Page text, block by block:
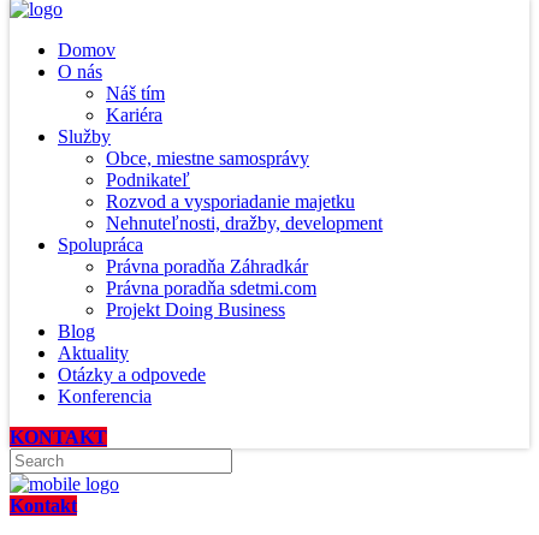
Domov
O nás
Náš tím
Kariéra
Služby
Obce, miestne samosprávy
Podnikateľ
Rozvod a vysporiadanie majetku
Nehnuteľnosti, dražby, development
Spolupráca
Právna poradňa Záhradkár
Právna poradňa sdetmi.com
Projekt Doing Business
Blog
Aktuality
Otázky a odpovede
Konferencia
KONTAKT
Kontakt